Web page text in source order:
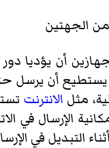
من الجهتين
أن يؤديا
يستطيع أن
مثل الانترنت
الإرسال
التبديل في